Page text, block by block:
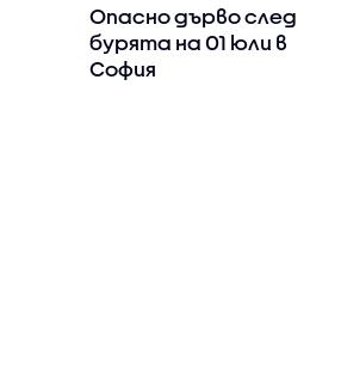
Опасно дърво след
бурята на 01 юли в
София